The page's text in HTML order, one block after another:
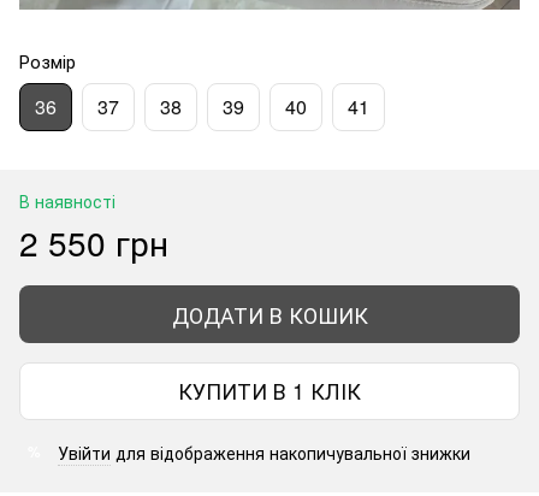
Розмір
36 37 38 39 40 41
В наявності
2 550 грн
ДОДАТИ В КОШИК
КУПИТИ В 1 КЛІК
Увійти для відображення накопичувальної знижки